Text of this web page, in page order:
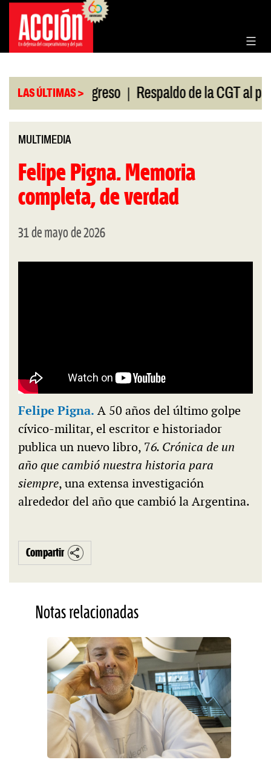
Saltar
contenido
LAS ÚLTIMAS >
en el Congreso | Respaldo de la CGT al paro
MULTIMEDIA
Felipe Pigna. Memoria
completa, de verdad
31 de mayo de 2026
Felipe Pigna. A 50 años del último golpe
cívico-militar, el escritor e historiador
publica un nuevo libro, 76. Crónica de un
año que cambió nuestra historia para
siempre, una extensa investigación
alrededor del año que cambió la Argentina.
Compartir
Notas relacionadas